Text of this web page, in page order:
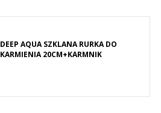
DEEP AQUA SZKLANA RURKA DO
KARMIENIA 20CM+KARMNIK